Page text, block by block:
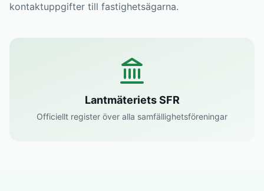
kontaktuppgifter till fastighetsägarna.
Lantmäteriets SFR
Officiellt register över alla samfällighetsföreningar